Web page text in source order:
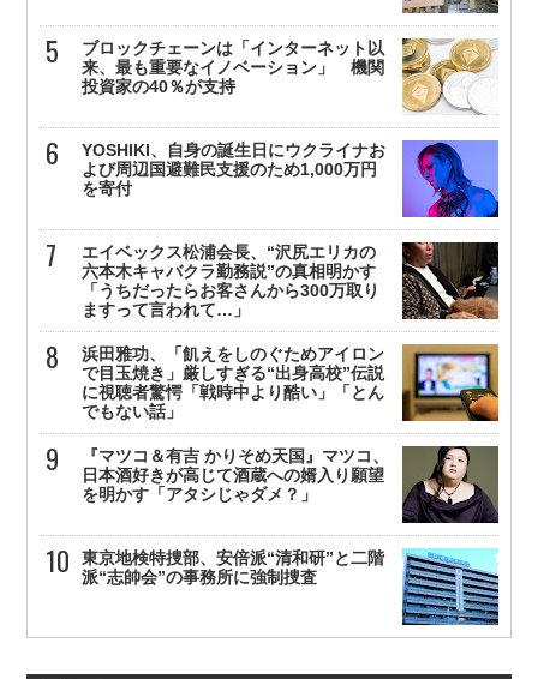
ブロックチェーンは「インターネット以
来、最も重要なイノベーション」 機関
投資家の40％が支持
YOSHIKI、自身の誕生日にウクライナお
よび周辺国避難民支援のため1,000万円
を寄付
エイベックス松浦会長、“沢尻エリカの
六本木キャバクラ勤務説”の真相明かす
「うちだったらお客さんから300万取り
ますって言われて…」
浜田雅功、「飢えをしのぐためアイロン
で目玉焼き」厳しすぎる“出身高校”伝説
に視聴者驚愕「戦時中より酷い」「とん
でもない話」
『マツコ＆有吉 かりそめ天国』マツコ、
日本酒好きが高じて酒蔵への婿入り願望
を明かす「アタシじゃダメ？」
東京地検特捜部、安倍派“清和研”と二階
派“志帥会”の事務所に強制捜査